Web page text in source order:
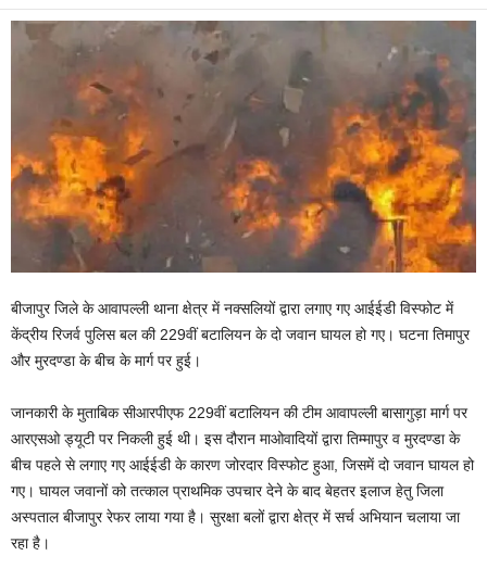
बीजापुर जिले के आवापल्ली थाना क्षेत्र में नक्सलियों द्वारा लगाए गए आईईडी विस्फोट में
केंद्रीय रिजर्व पुलिस बल की 229वीं बटालियन के दो जवान घायल हो गए। घटना तिमापुर
और मुरदण्डा के बीच के मार्ग पर हुई।
जानकारी के मुताबिक सीआरपीएफ 229वीं बटालियन की टीम आवापल्ली बासागुड़ा मार्ग पर
आरएसओ ड्यूटी पर निकली हुई थी। इस दौरान माओवादियों द्वारा तिम्मापुर व मुरदण्डा के
बीच पहले से लगाए गए आईईडी के कारण जोरदार विस्फोट हुआ, जिसमें दो जवान घायल हो
गए। घायल जवानों को तत्काल प्राथमिक उपचार देने के बाद बेहतर इलाज हेतु जिला
अस्पताल बीजापुर रेफर लाया गया है। सुरक्षा बलों द्वारा क्षेत्र में सर्च अभियान चलाया जा
रहा है।